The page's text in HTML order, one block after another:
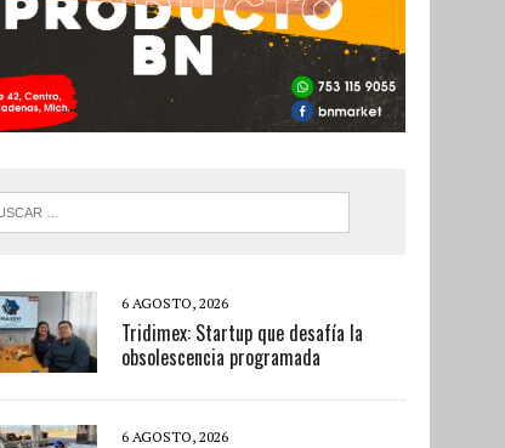
6 AGOSTO, 2026
Tridimex: Startup que desafía la
obsolescencia programada
6 AGOSTO, 2026